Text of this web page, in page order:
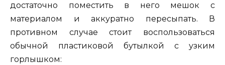
достаточно поместить в него мешок с
материалом и аккуратно пересыпать. В
противном случае стоит воспользоваться
обычной пластиковой бутылкой с узким
горлышком: